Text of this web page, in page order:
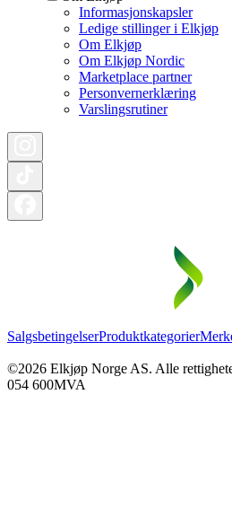
Informasjonskapsler
Ledige stillinger i Elkjøp
Om Elkjøp
Om Elkjøp Nordic
Marketplace partner
Personvernerklæring
Varslingsrutiner
SalgsbetingelserProduktkategorier
©2026 Elkjøp Norge AS. Alle
054 600MVA